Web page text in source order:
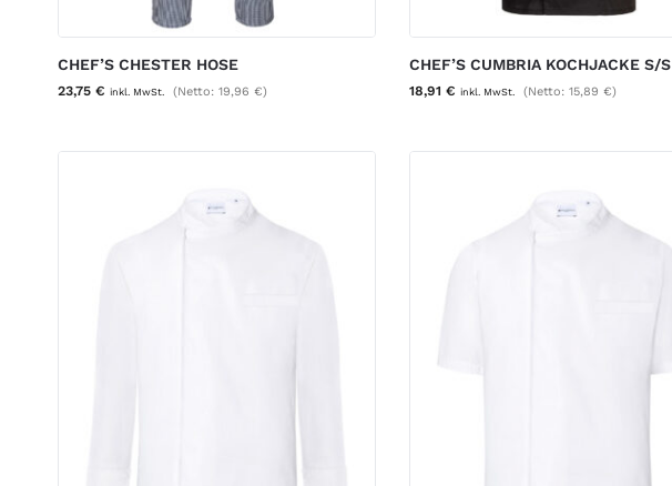
CHEF’S CHESTER HOSE
23,75 € inkl. MwSt. (Netto: 19,96 €)
CHEF’S CUMBRIA KOCHJACKE S/S
18,91€ inkl. MwSt. (Netto:15,89€)